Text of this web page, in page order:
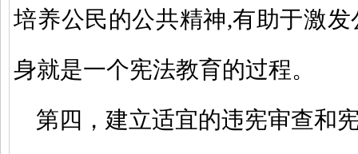
培养公民的公共精神,有助于激
身就是一个宪法教育的过程。
第四，建立适宜的违宪审查和